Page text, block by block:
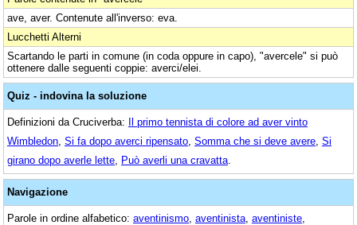
ave, aver. Contenute all'inverso: eva.
Lucchetti Alterni
Scartando le parti in comune (in coda oppure in capo), "avercele" si può
ottenere dalle seguenti coppie: averci/elei.
Quiz - indovina la soluzione
Definizioni da Cruciverba: Il primo tennista di colore ad aver vinto
Wimbledon Si fa dopo averci ripensato Somma che si deve avere Si
girano dopo averle lette Può averli una cravatta
Navigazione
Parole in ordine alfabetico: aventinismo aventinista aventiniste